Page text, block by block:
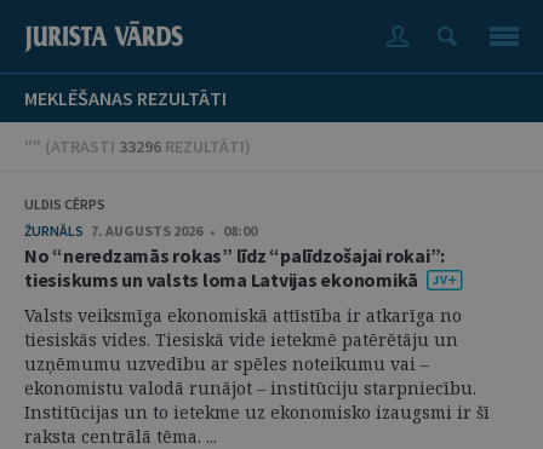
MEKLĒŠANAS REZULTĀTI
"" (ATRASTI 33296 REZULTĀTI)
ULDIS CĒRPS
ŽURNĀLS 7. AUGUSTS 2026 • 08:00
No “neredzamās rokas” līdz “palīdzošajai rokai”:
tiesiskums un valsts loma Latvijas ekonomikā
Valsts veiksmīga ekonomiskā attīstība ir atkarīga no
tiesiskās vides. Tiesiskā vide ietekmē patērētāju un
uzņēmumu uzvedību ar spēles noteikumu vai –
ekonomistu valodā runājot – institūciju starpniecību.
Institūcijas un to ietekme uz ekonomisko izaugsmi ir šī
raksta centrālā tēma. ...